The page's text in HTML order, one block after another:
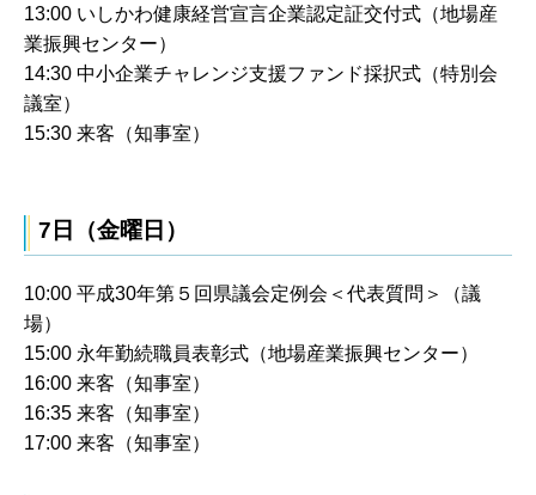
13:00 いしかわ健康経営宣言企業認定証交付式（地場産
業振興センター）
14:30 中小企業チャレンジ支援ファンド採択式（特別会
議室）
15:30 来客（知事室）
7日（金曜日）
10:00 平成30年第５回県議会定例会＜代表質問＞（議
場）
15:00 永年勤続職員表彰式（地場産業振興センター）
16:00 来客（知事室）
16:35 来客（知事室）
17:00 来客（知事室）